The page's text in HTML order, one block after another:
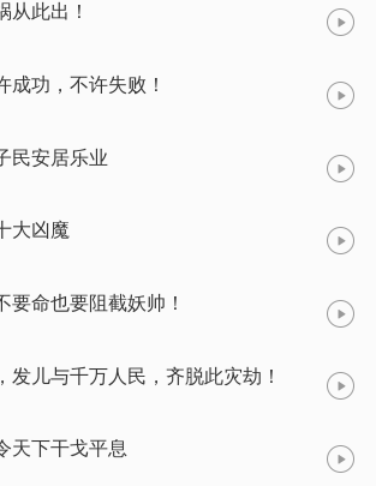
从此出！
成功，不许失败！
民安居乐业
大凶魔
要命也要阻截妖帅！
发儿与千万人民，齐脱此灾劫！
天下干戈平息